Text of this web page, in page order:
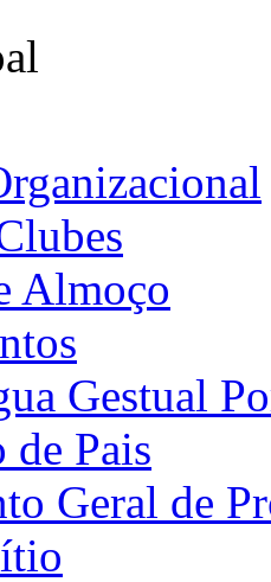
Almoço
Gestual
de Pais
Geral de